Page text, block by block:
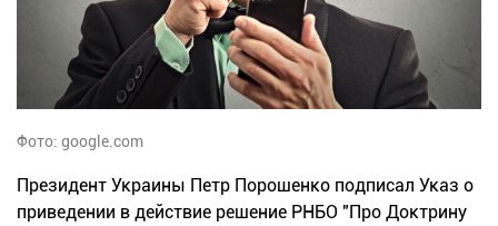
Фото: google.com
Президент Украины Петр Порошенко подписал Указ о
приведении в действие решение РНБО "Про Доктрину